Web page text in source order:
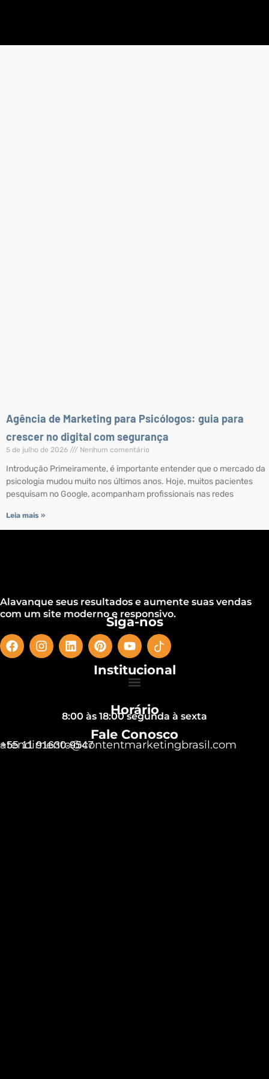
Agência de Marketing para Psicólogos: guia para
crescer no digital com segurança
5 de julho de 2026 Nenhum comentário
Introdução Primeiramente, é importante entender que o mercado da
psicologia mudou muito nos últimos anos. Hoje, muitos pacientes
pesquisam no Google, acompanham profissionais nas redes
Leia mais »
Alavanque seus resultados e aumente suas vendas
com um site moderno e responsivo.
Siga-nos
Institucional
Horário
8:00 às 18:00 segunda à sexta
Fale Conosco
+55 11 91630-9547
atendimento@contentmarketingbrasil.com